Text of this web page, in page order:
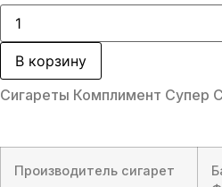
Количество
товара
Сигареты
Комплимент
Супер
Слим
Компакт
Compact)
В корзину
Сигареты Комплимент Супер
Производитель сигарет